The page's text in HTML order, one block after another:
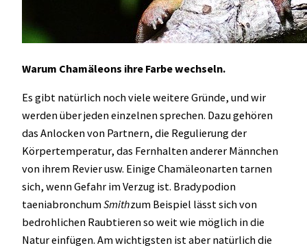
Warum Chamäleons ihre Farbe wechseln.
Es gibt natürlich noch viele weitere Gründe, und wir
werden über jeden einzelnen sprechen. Dazu gehören
das Anlocken von Partnern, die Regulierung der
Körpertemperatur, das Fernhalten anderer Männchen
von ihrem Revier usw. Einige Chamäleonarten tarnen
sich, wenn Gefahr im Verzug ist. Bradypodion
taeniabronchumSmithzum Beispiel lässt sich von
bedrohlichen Raubtieren so weit wie möglich in die
Natur einfügen. Am wichtigsten ist aber natürlich die